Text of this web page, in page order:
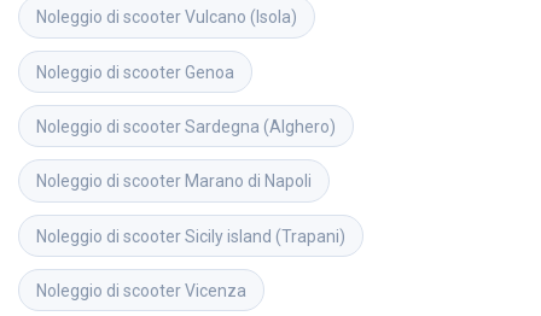
Noleggio di scooterVulcano (Isola)
Noleggio di scooterGenoa
Noleggio di scooterSardegna (Alghero)
Noleggio di scooter Marano di Napoli
Noleggio di scooterSicily island (Trapani)
Noleggio di scooterVicenza